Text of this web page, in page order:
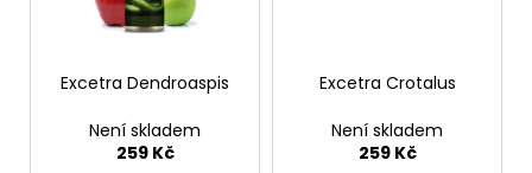
Excetra Dendroaspis
Není skladem
259 Kč
Excetra Crotalus
Není skladem
259 Kč